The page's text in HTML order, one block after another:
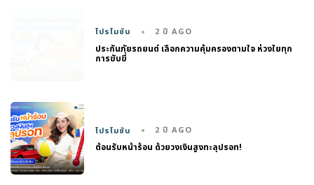
โปรโมชัน 2 ปี AGO
ประกันภัยรถยนต์ เลือกความคุ้มครองตามใจ ห่วงใยทุก
การขับขี่
โปรโมชัน 2 ปี AGO
ต้อนรับหน้าร้อน ด้วยวงเงินสูงทะลุปรอท!